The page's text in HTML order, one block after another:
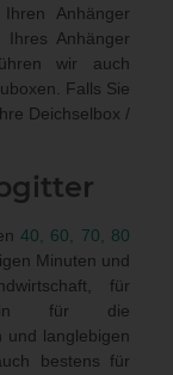
Anhänger
Ihres Anhänger
wir auch
. Falls Sie
Deichselbox /
40, 60, 70, 80
Minuten und
für
für die
und langlebigen
bestens für